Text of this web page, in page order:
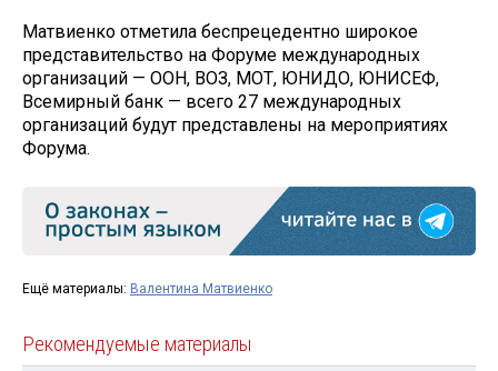
Матвиенко отметила беспрецедентно широкое
представительство на Форуме международных
организаций — ООН, ВОЗ, МОТ, ЮНИДО, ЮНИСЕФ,
Всемирный банк — всего 27 международных
организаций будут представлены на мероприятиях
Форума.
Ещё материалы: Валентина Матвиенко
Рекомендуемые материалы